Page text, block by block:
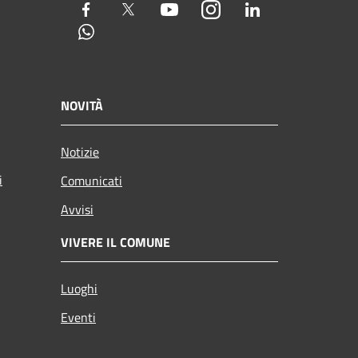
Facebook Twitter YoutubeInstagram
NOVITÀ
Notizie
Comunicati
Avvisi
VIVERE IL COMUNE
Luoghi
Eventi